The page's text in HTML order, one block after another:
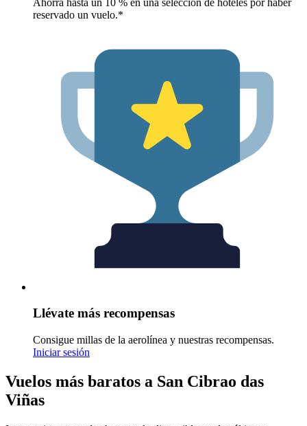
reservado un vuelo.*
Llévate más recompensas
Consigue millas de la aerolínea y nuestras recompensas.
Iniciar sesión
Vuelos más baratos a San Cibrao das
Viñas